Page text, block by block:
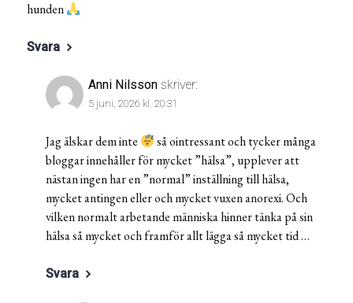
hunden
Svara
Anni Nilsson skriver:
5 juni, 2026 kl. 20:31
Jag älskar dem inte
så ointressant och tycker många
bloggar innehåller för mycket ”hälsa”, upplever att
nästan ingen har en ”normal” inställning till hälsa,
mycket antingen eller och mycket vuxen anorexi. Och
vilken normalt arbetande människa hinner tänka på sin
hälsa så mycket och framför allt lägga så mycket tid …
Svara